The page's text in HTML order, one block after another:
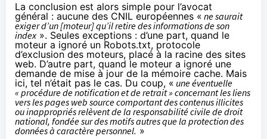
La conclusion est alors simple pour l’avocat
général : aucune des CNIL européennes « ne saurait
exiger d’un [moteur] qu’il retire des informations de son
index». Seules exceptions : d’une part, quand le
moteur a ignoré un Robots.txt, protocole
d’exclusion des moteurs, placé à la racine des sites
web. D’autre part, quand le moteur a ignoré une
demande de mise à jour de la mémoire cache. Mais
ici, tel n’était pas le cas. Du coup, « une éventuelle
« procédure de notification et de retrait » concernant les liens
vers les pages web source comportant des contenus illicites
ou inappropriés relèvent de la responsabilité civile de droit
national, fondée sur des motifs autres que la protection des
données à caractère personnel. »